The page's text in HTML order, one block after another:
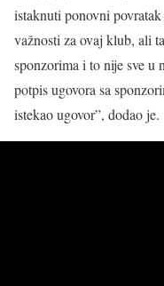
istaknuti ponovni
važnosti za ovaj klub, ali
sponzorima i to nije sve u
potpis ugovora sa
istekao ugovor”, dodao je.